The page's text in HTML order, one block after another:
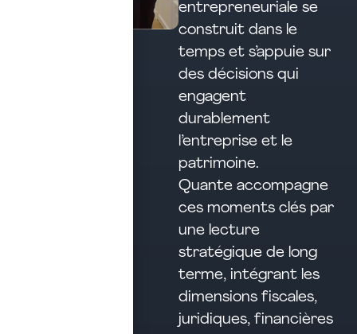
entrepreneuriale se
construit dans le
temps et s’appuie sur
des décisions qui
engagent
durablement
l’entreprise et le
patrimoine.
Quante accompagne
ces moments clés par
une lecture
stratégique de long
terme, intégrant les
dimensions fiscales,
juridiques, financières